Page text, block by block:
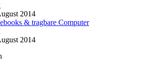
2014
& tragbare Computer
2014